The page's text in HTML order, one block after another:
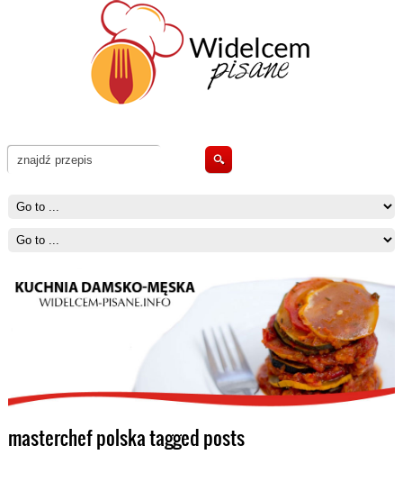
masterchef polska tagged posts